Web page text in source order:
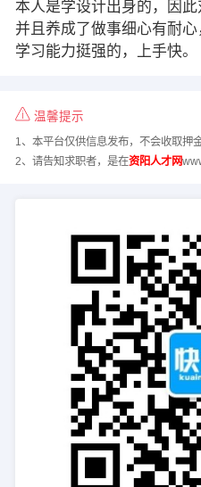
本人是学设计出身的，因此
并且养成了做事细心有耐
学习能力挺强的，上手快。
温馨提示
1、本平台仅供信息发布，不会收取押
2、请告知求职者，是在资阳人才网